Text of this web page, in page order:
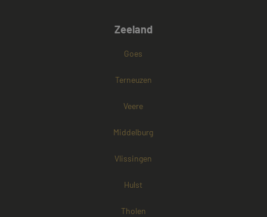
Zeeland
Goes
Terneuzen
Veere
Middelburg
Vlissingen
Hulst
Tholen